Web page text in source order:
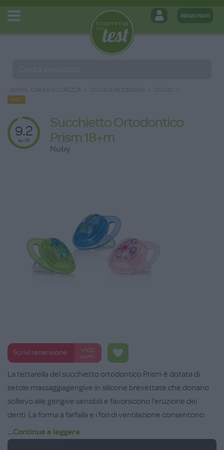
IGIENE, CURA E SICUREZZA CIUCCI E ACCESSORI
HOT
9.2
su 10
Succhietto Ortodontico
Prism 18+m
Nuby
Scrivi recensione
+100
punti
La tettarella del succhietto ortodontico Prism è dotata di
setole massaggiagengive in silicone brevettate che donano
sollievo alle gengive sensibili e favoriscono l'eruzione dei
denti. La forma a farfalla e i fori di ventilazione consentono
una migliore circolazione dell'aria. Disponibile in tre colori
vivaci, questo succhietto è adatto da 18 mesi in su.
...Continua a leggere